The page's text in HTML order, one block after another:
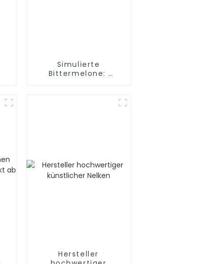
Simulierte
Bittermelone: ​​
Hersteller